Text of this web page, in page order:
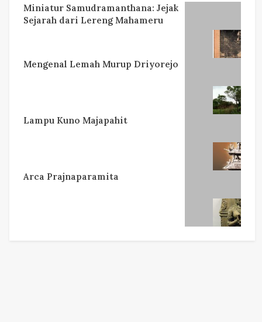
Miniatur Samudramanthana: Jejak
Sejarah dari Lereng Mahameru
Mengenal Lemah Murup Driyorejo
Lampu Kuno Majapahit
Arca Prajnaparamita